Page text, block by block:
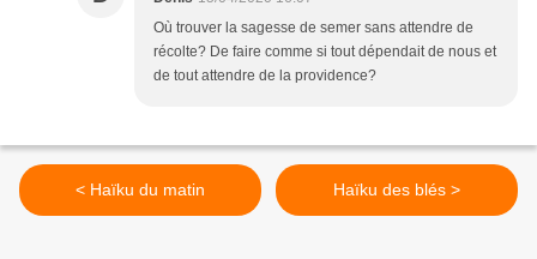
Où trouver la sagesse de semer sans attendre de
récolte? De faire comme si tout dépendait de nous et
de tout attendre de la providence?
< Haïku du matin Haïku des blés >